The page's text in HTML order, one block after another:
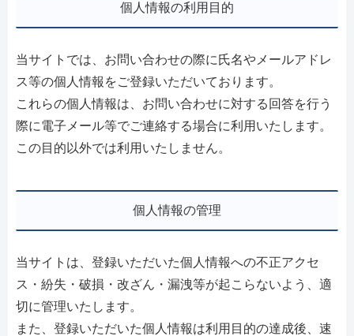
個人情報の利用目的
当サイトでは、お問い合わせの際に氏名やメールアドレ
ス等の個人情報をご登録いただいております。
これらの個人情報は、お問い合わせに対する回答を行う
際に電子メール等でご連絡する場合に利用いたします。
この目的以外では利用いたしません。
個人情報の管理
当サイトは、登録いただいた個人情報への不正アクセ
ス・紛失・破損・改ざん・漏洩等が起こらないよう、適
切に管理いたします。
また、登録いただいた個人情報は利用目的の達成後、速